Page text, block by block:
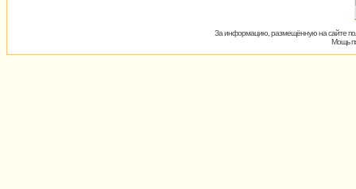
За информацию, размещённую на сайте
Мощь